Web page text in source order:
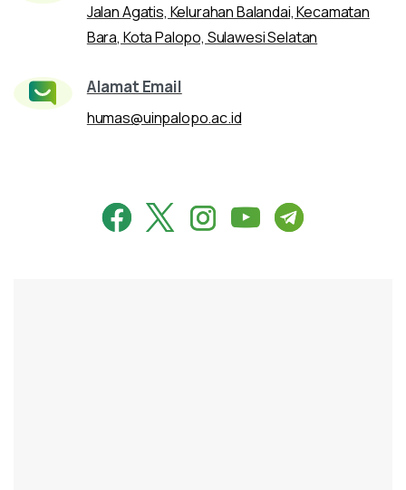
Jalan Agatis, Kelurahan Balandai, Kecamatan
Bara, Kota Palopo, Sulawesi Selatan
Alamat Email
humas@uinpalopo.ac.id